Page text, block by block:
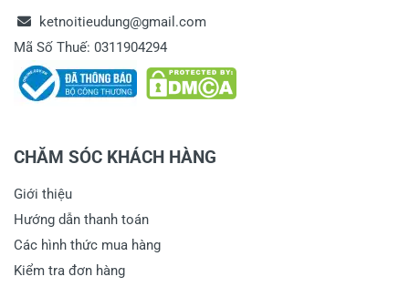
ketnoitieudung@gmail.com
Mã Số Thuế: 0311904294
CHĂM SÓC KHÁCH HÀNG
Giới thiệu
Hướng dẫn thanh toán
Các hình thức mua hàng
Kiểm tra đơn hàng